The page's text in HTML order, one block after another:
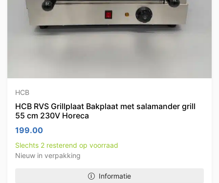
HCB
HCB RVS Grillplaat Bakplaat met salamander grill
55 cm 230V Horeca
199.00
Slechts 2 resterend op voorraad
Nieuw in verpakking
Informatie